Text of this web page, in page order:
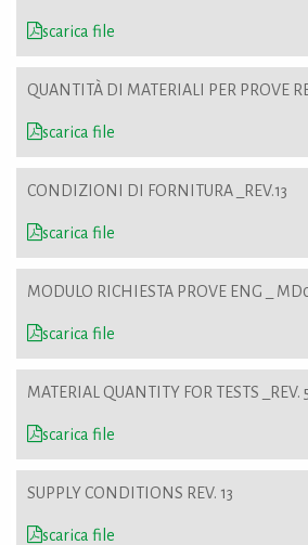
scarica file
QUANTITÀ DI MATERIALI PER PROVE
scarica file
CONDIZIONI DI FORNITURA _REV.13
scarica file
MODULO RICHIESTA PROVE ENG _
scarica file
MATERIAL QUANTITY FOR TESTS _REV.
scarica file
SUPPLY CONDITIONS REV. 13
scarica file